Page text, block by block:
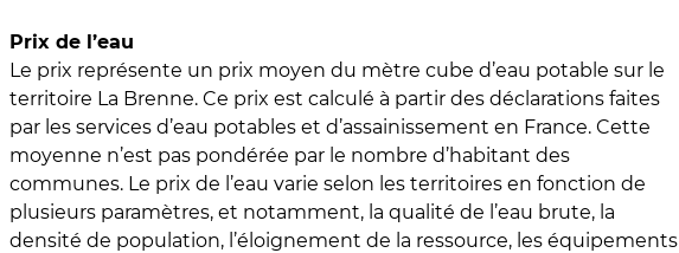
Prix de l’eau
Le prix représente un prix moyen du mètre cube d’eau potable sur le
territoire La Brenne. Ce prix est calculé à partir des déclarations faites
par les services d’eau potables et d’assainissement en France. Cette
moyenne n’est pas pondérée par le nombre d’habitant des
communes. Le prix de l’eau varie selon les territoires en fonction de
plusieurs paramètres, et notamment, la qualité de l’eau brute, la
densité de population, l’éloignement de la ressource, les équipements